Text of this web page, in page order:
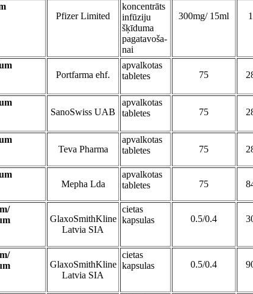
Pfizer Limited
koncentrāts
infūziju
šķīduma
pagatavoša-
nai
300mg/ 15ml 1
Portfarma ehf.
apvalkotas
tabletes
75
SanoSwiss UAB
apvalkotas
tabletes
75
Teva Pharma
apvalkotas
tabletes
75
Mepha Lda
apvalkotas
tabletes
75
GlaxoSmithKline
Latvia SIA
cietas
kapsulas
0.5/0.4
GlaxoSmithKline
Latvia SIA
cietas
kapsulas
0.5/0.4